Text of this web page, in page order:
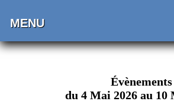
MENU
Évènements
du 4 Mai 2026 au 10